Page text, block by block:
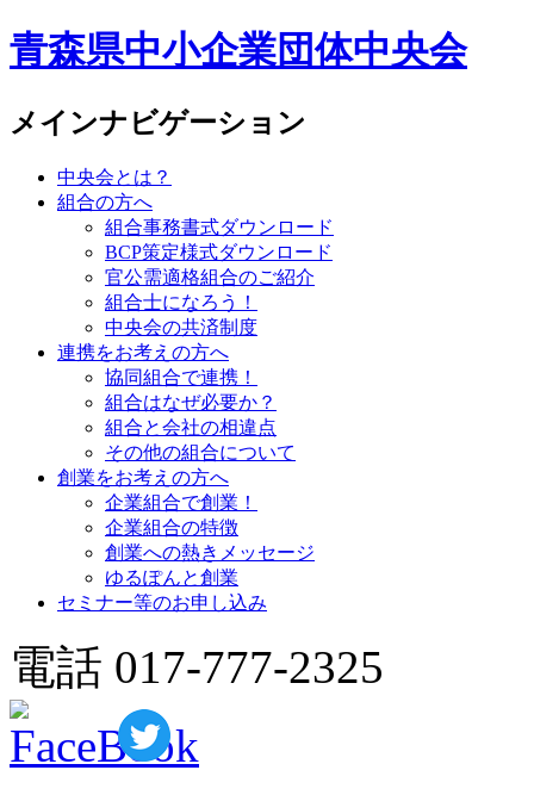
青森県中小企業団体中央会
メインナビゲーション
中央会とは？
組合の方へ
組合事務書式ダウンロード
BCP策定様式ダウンロード
官公需適格組合のご紹介
組合士になろう！
中央会の共済制度
連携をお考えの方へ
協同組合で連携！
組合はなぜ必要か？
組合と会社の相違点
その他の組合について
創業をお考えの方へ
企業組合で創業！
企業組合の特徴
創業への熱きメッセージ
ゆるぽんと創業
セミナー等のお申し込み
電話 017-777-2325